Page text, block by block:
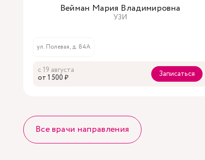
Вейман Мария Владимировна
УЗИ
ул. Полевая, д. 84А
с 19 августа
oт 1 500 ₽
Записаться
Все врачи направления